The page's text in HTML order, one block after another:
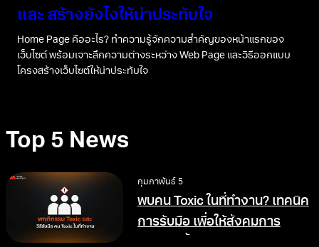
และ สร้างยังไงให้น่าประทับใจ
Home Page คืออะไร? ทำความรู้จักความสำคัญของหน้าแรกของ
เว็บไซต์ พร้อมเจาะลึกความต่างระหว่าง Web Page และวิธีออกแบบ
โครงสร้างเว็บไซต์ให้น่าประทับใจ
Top 5 News
กุมภาพันธ์ 5
พบคน Toxic ในที่ทำงาน? เทคนิค
การรับมือ เพื่อให้สังคมการ